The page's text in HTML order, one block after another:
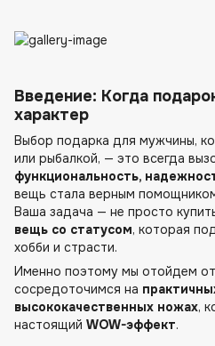
Введение: Когда
характер
Выбор подарка для мужчины,
или рыбалкой, — это всегда
функциональность,
вещь стала верным
Ваша задача — не просто
вещь со статусом, которая
хобби и страсти.
Именно поэтому мы отойдем
сосредоточимся на
высококачественных ножах,
настоящий WOW-эффект.